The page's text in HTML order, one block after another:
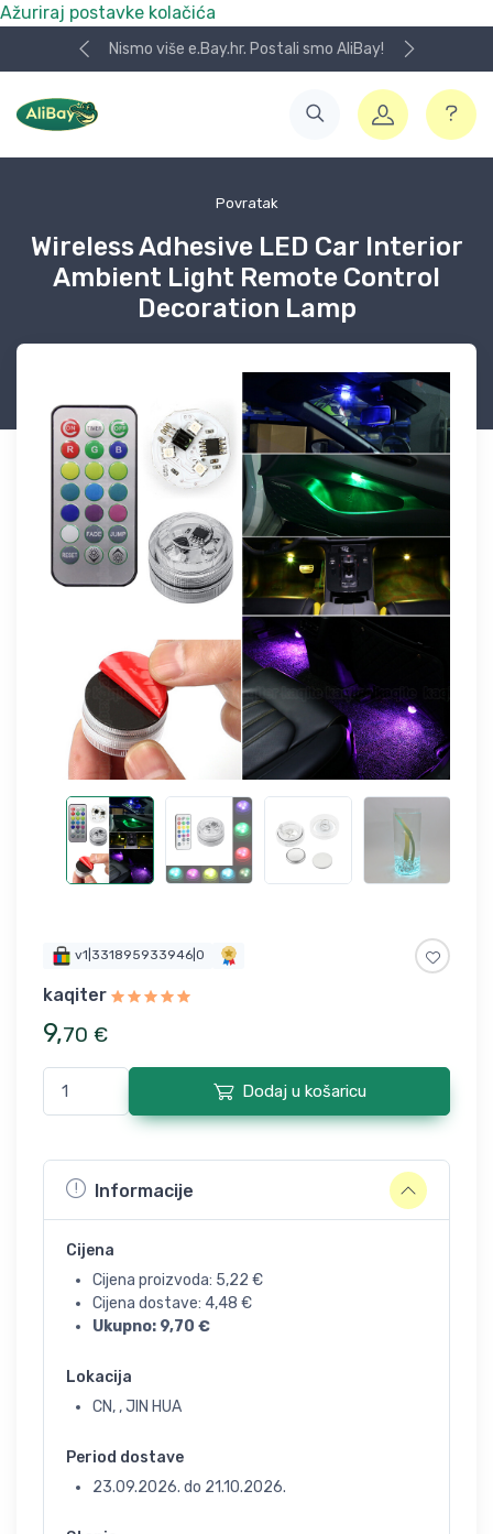
Ažuriraj postavke kolačića
Nismo više e.Bay.hr. Postali smo AliBay!
Povratak
Wireless Adhesive LED Car Interior
Ambient Light Remote Control
Decoration Lamp
v1|331895933946|0
kaqiter
9,70 €
Dodaj u košaricu
Informacije
Cijena
Cijena proizvoda: 5,22 €
Cijena dostave: 4,48 €
Ukupno: 9,70 €
Lokacija
CN, , JIN HUA
Period dostave
23.09.2026. do 21.10.2026.